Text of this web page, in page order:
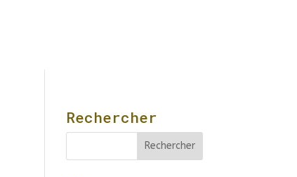
Rechercher